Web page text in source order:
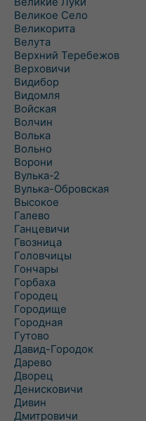
Великое Село
Великорита
Велута
Верхний Теребежов
Верховичи
Видибор
Видомля
Войская
Волчин
Волька
Вольно
Ворони
Вулька-2
Вулька-Обровская
Высокое
Галево
Ганцевичи
Гвозница
Головчицы
Гончары
Горбаха
Городец
Городище
Городная
Гутово
Давид-Городок
Дарево
Дворец
Денисковичи
Дивин
Дмитровичи